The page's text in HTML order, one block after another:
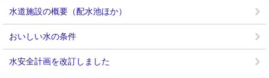
水道施設の概要（配水池ほか）
おいしい水の条件
水安全計画を改訂しました